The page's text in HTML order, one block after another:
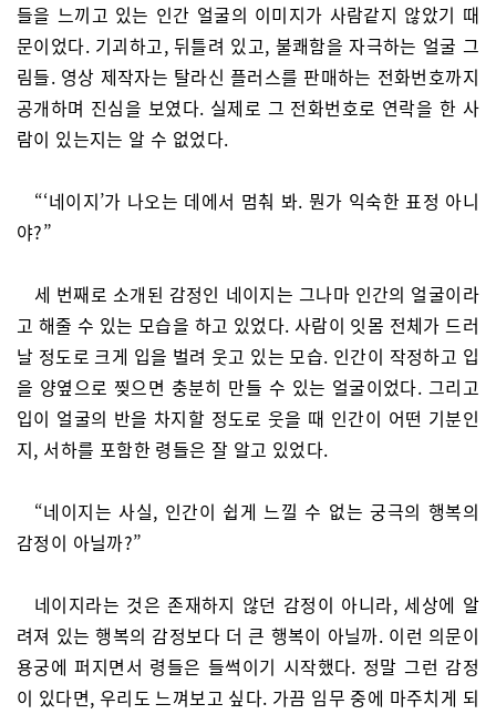
들을 느끼고 있는 인간 얼굴의 이미지가 사람같지 않았기 때
문이었다. 기괴하고, 뒤틀려 있고, 불쾌함을 자극하는 얼굴 그
림들. 영상 제작자는 탈라신 플러스를 판매하는 전화번호까지
공개하며 진심을 보였다. 실제로 그 전화번호로 연락을 한 사
람이 있는지는 알 수 없었다.
“‘네이지’가 나오는 데에서 멈춰 봐. 뭔가 익숙한 표정 아니
야?”
세 번째로 소개된 감정인 네이지는 그나마 인간의 얼굴이라
고 해줄 수 있는 모습을 하고 있었다. 사람이 잇몸 전체가 드러
날 정도로 크게 입을 벌려 웃고 있는 모습. 인간이 작정하고 입
을 양옆으로 찢으면 충분히 만들 수 있는 얼굴이었다. 그리고
입이 얼굴의 반을 차지할 정도로 웃을 때 인간이 어떤 기분인
지, 서하를 포함한 령들은 잘 알고 있었다.
“네이지는 사실, 인간이 쉽게 느낄 수 없는 궁극의 행복의
감정이 아닐까?”
네이지라는 것은 존재하지 않던 감정이 아니라, 세상에 알
려져 있는 행복의 감정보다 더 큰 행복이 아닐까. 이런 의문이
용궁에 퍼지면서 령들은 들썩이기 시작했다. 정말 그런 감정
이 있다면, 우리도 느껴보고 싶다. 가끔 임무 중에 마주치게 되